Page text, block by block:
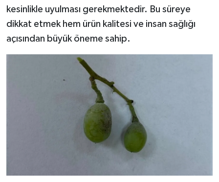
kesinlikle uyulması gerekmektedir. Bu süreye
dikkat etmek hem ürün kalitesi ve insan sağlığı
açısından büyük öneme sahip.